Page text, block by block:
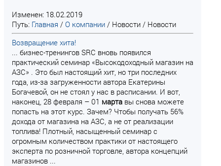
Изменен: 18.02.2019
Путь: Главная / О компании / Новости / Новости
Возвращение хита!
... бизнес-тренингов SRC вновь появился
практический семинар «Высокодоходный магазин на
АЗС» . Это был настоящий хит, но три последних
года, из-за загруженности автора Екатерины
Богачевой, он не стоял у нас в расписании. И вот,
наконец, 28 февраля – 01 марта вы снова можете
попасть на этот курс. Зачем? Чтобы получать 56%
дохода от магазина на АЗС, а не от реализации
топлива! Плотный, насыщенный семинар с
огромным количеством практики от настоящего
эксперта по розничной торговле, автора концепций
магазинов ...